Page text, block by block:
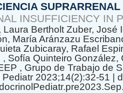
INSUFFICIENCY IN
Laura Bertholt Zuber, José
María Aránzazu
Zubicaray, Rafael
Sofía Quinteiro González,
, Grupo de Trabajo de
2023;14(2):32-51 |